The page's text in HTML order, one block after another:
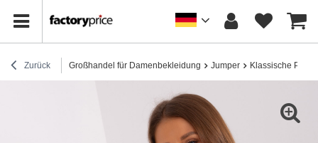
Zurück Großhandel für Damenbekleidung Jumper Klassische